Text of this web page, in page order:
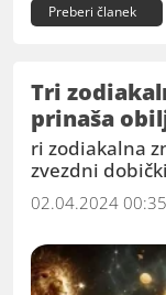
Preberi članek
Tri
prinaša
ri zodiakalna
zvezdni dobički
02.04.2024